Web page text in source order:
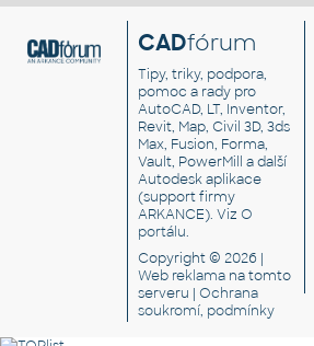
CADfórum
Tipy, triky, podpora,
pomoc a rady pro
AutoCAD, LT, Inventor,
Revit, Map, Civil 3D, 3ds
Max, Fusion, Forma,
Vault, PowerMill a další
Autodesk aplikace
(support firmy
ARKANCE). VizO
portálu.
Copyright © 2026 |
Web reklama na tomto
serveru |Ochrana
soukromí, podmínky